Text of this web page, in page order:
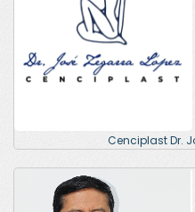
Cenciplast Dr.